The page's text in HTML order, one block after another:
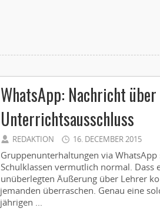
WhatsApp: Nachricht
Unterrichtsausschluss
REDAKTION 16. DECEMBER 2015
Gruppenunterhaltungen via
Schulklassen vermutlich normal. Dass
unüberlegten Äußerung über Lehrer
jemanden überraschen. Genau eine
jährigen ...